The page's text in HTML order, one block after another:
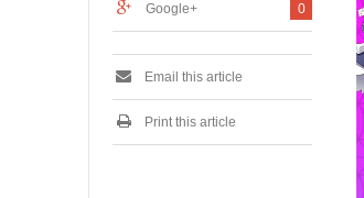
0
Google+
Email this article
Print this article